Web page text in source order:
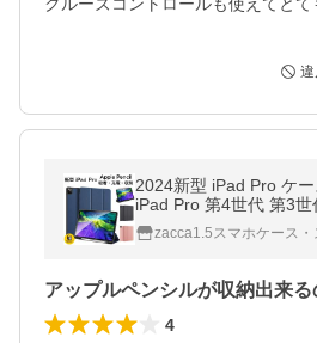
2024新型 iPad Pro ケ
iPad Pro 第4世代 第3世
ApplePencil 吸着充電対
アイパッド プロ 11イン
zacca1.5スマホケース
4